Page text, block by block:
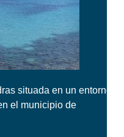
situada en un entorno
el municipio de